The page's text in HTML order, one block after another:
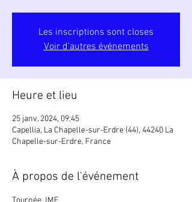
Les inscriptions sont closes
Voir d'autres événements
Heure et lieu
25 janv. 2024, 09:45
Capellia, La Chapelle-sur-Erdre (44), 44240 La
Chapelle-sur-Erdre, France
À propos de l'événement